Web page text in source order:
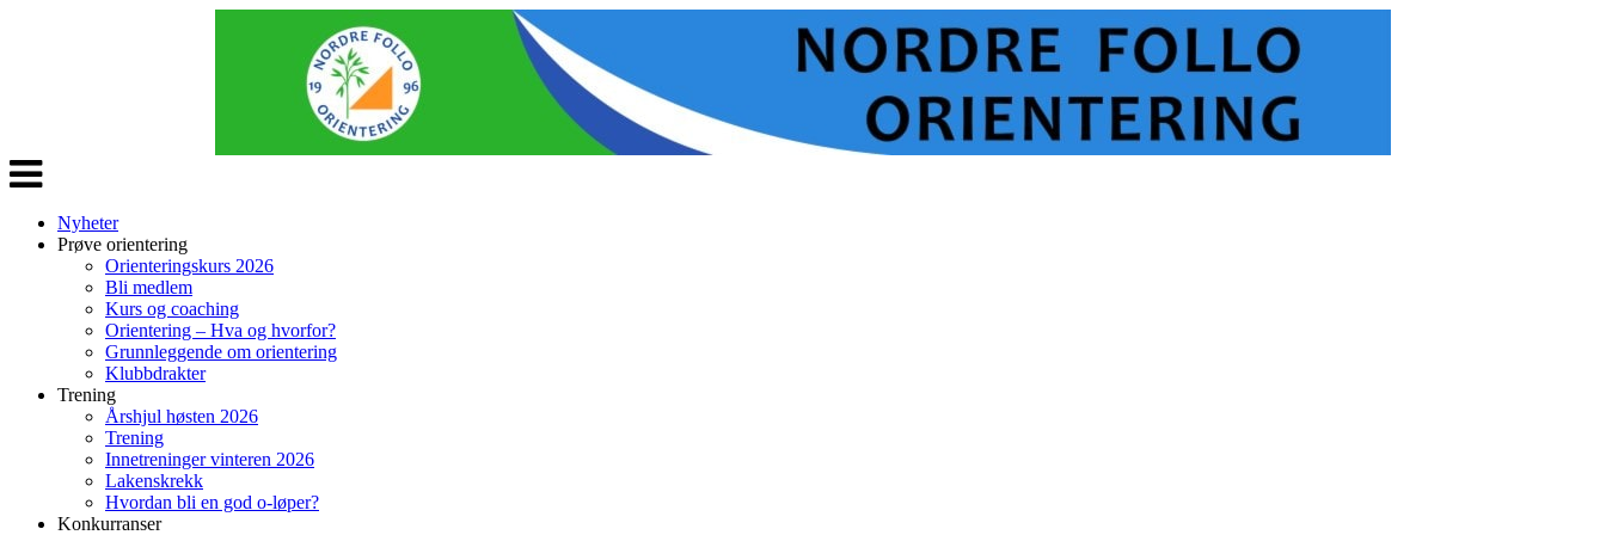
Veksle
navigasjon
Nyheter
Prøve orientering
Orienteringskurs 2026
Bli medlem
Kurs og coaching
Orientering – Hva og hvorfor?
Grunnleggende om orientering
Klubbdrakter
Trening
Årshjul høsten 2026
Trening
Innetreninger vinteren 2026
Lakenskrekk
Hvordan bli en god o-løper?
Konkurranser